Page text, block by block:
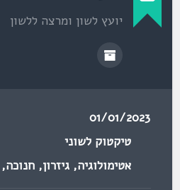
יועץ לשון ומרצה ללשון
01/01/2023
טיקטוק לשוני
אטימולוגיה,גיזרון,חנוכה